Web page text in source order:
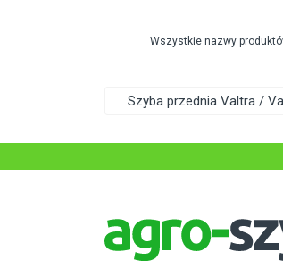
Wszystkie nazwy
Szyba przednia Valtra /